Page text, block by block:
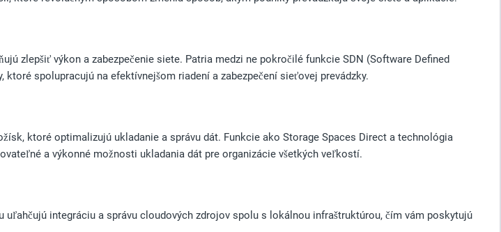
zlepšiť výkon a zabezpečenie siete. Patria medzi ne pokročilé funkcie SDN (Software Defined
spolupracujú na efektívnejšom riadení a zabezpečení sieťovej prevádzky.
ktoré optimalizujú ukladanie a správu dát. Funkcie ako Storage Spaces Direct a technológia
a výkonné možnosti ukladania dát pre organizácie všetkých veľkostí.
uľahčujú integráciu a správu cloudových zdrojov spolu s lokálnou infraštruktúrou, čím vám poskytujú